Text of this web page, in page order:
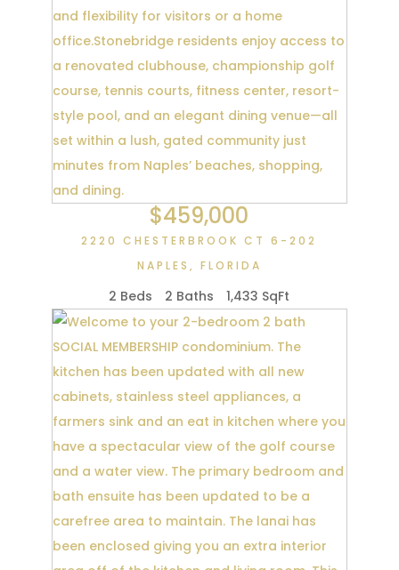
$459,000
2220 CHESTERBROOK CT 6-202
NAPLES , FLORIDA
2 Beds 2 Baths 1,433 SqFt